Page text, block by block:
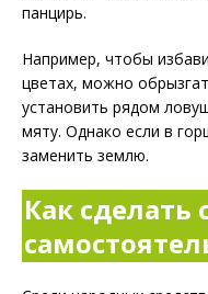
панцирь.
Например, чтобы
цветах, можно
установить рядом
мяту. Однако если в
заменить землю.
Как сделать